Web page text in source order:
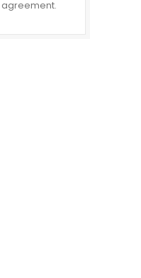
agreement.